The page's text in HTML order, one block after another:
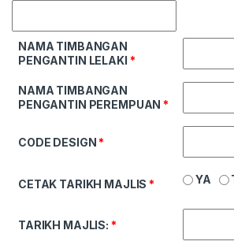
NAMA TIMBANGAN
PENGANTIN LELAKI *
NAMA TIMBANGAN
PENGANTIN PEREMPUAN*
CODE DESIGN*
CETAK TARIKH MAJLIS* YA
TARIKH MAJLIS: *